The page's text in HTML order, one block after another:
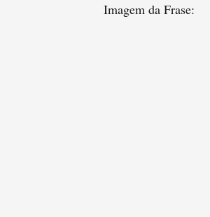
Imagem da Frase: